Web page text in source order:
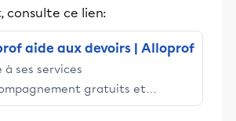
consulte ce lien:
aide aux devoirs | Alloprof
à ses services
gratuits et
Alloprof engage les élèves